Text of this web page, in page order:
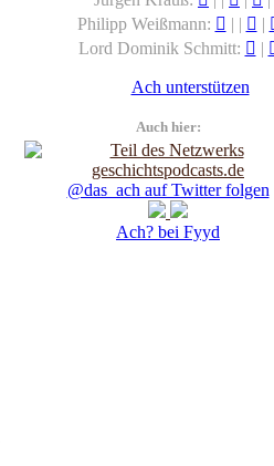
Philipp Weißmann:
| | |
Lord Dominik Schmitt:
|
Ach unterstützen
Auch hier:
@das_ach auf Twitter folgen
Ach? bei Fyyd